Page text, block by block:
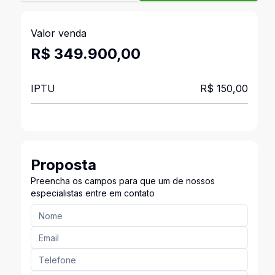
Valor venda
R$ 349.900,00
IPTU R$ 150,00
Proposta
Preencha os campos para que um de nossos
especialistas entre em contato